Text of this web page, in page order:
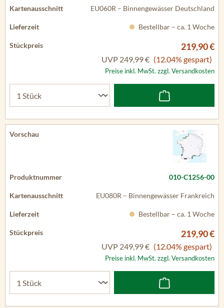
EU060R – Binnengewässer Deutschland
Bestellbar – ca. 1 Woche
219,90 €
UVP 249,99 € (12.04% gespart)
Preise inkl. MwSt. zzgl. Versandkosten
010-C1256-00
EU080R – Binnengewässer Frankreich
Bestellbar – ca. 1 Woche
219,90 €
UVP 249,99 € (12.04% gespart)
Preise inkl. MwSt. zzgl. Versandkosten